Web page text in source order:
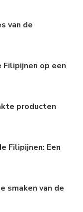
van de
op een
producten
Filipijnen: Een
smaken van de